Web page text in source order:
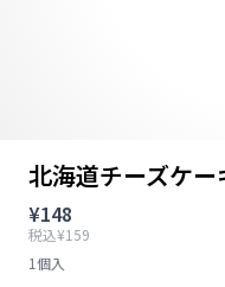
北海道チーズケー
¥148
税込¥159
1個入